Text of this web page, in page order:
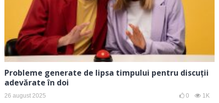
Probleme generate de lipsa timpului pentru discuții
adevărate în doi
26 august 2025 0 1K